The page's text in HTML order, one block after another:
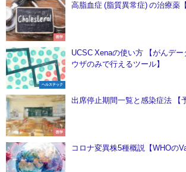
医学
高脂血症 (脂質異常症) の治療薬
ヘルステック
UCSC Xenaの使い方 【がんデ
ウザのみで行えるツール】
医学
出席停止期間一覧と感染症法 【
コロナ変異株5種概説【WHOの